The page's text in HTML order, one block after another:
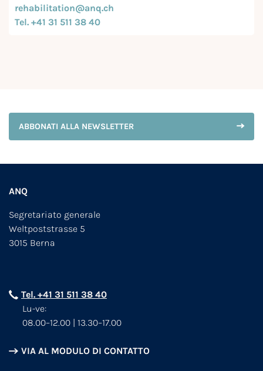
rehabilitation@anq.ch
Tel. +41 31 511 38 40
ABBONATI ALLA NEWSLETTER
ANQ
Segretariato generale
Weltpoststrasse 5
3015 Berna
Tel. +41 31 511 38 40
Lu-ve:
08.00–12.00 | 13.30–17.00
VIA AL MODULO DI CONTATTO